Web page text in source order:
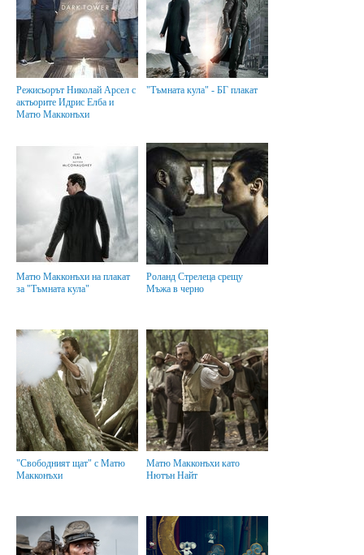
Режисьорът Николай Арсел с
актьорите Идрис Елба и
Матю Макконъхи
"Тъмната кула" - БГ плакат
Матю Макконъхи на плакат
за "Тъмната кула"
Роланд Стрелеца срещу
Мъжа в черно
"Свободният щат" с Матю
Макконъхи
Матю Макконъхи като
Нютън Найт